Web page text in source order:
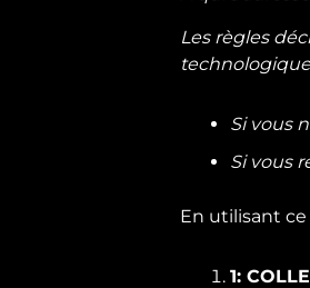
Les règles
Si vous
Si vous
En utilisant
1: